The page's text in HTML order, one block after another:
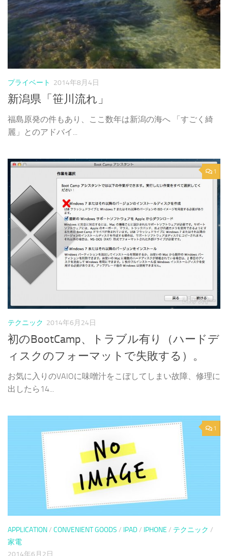
プライベート 2014年8月4日
新潟県「笹川流れ」
福島原発の件もあり、ここ数年は新潟の海へ 「すごく綺
麗」とのアドバイ...
1
テクニック 2014年6月24日
初のBootCamp、トラブル有り（ハードデ
ィスクのフォーマットで失敗する）。
お気に入りのVAIOに味噌汁をこぼしてしまい故障、修理に
出したら14...
1
APPLICATION/ CONVENIENT GOODS / IPAD/ IPHONE / テクニック /
家電
2014年6月2日